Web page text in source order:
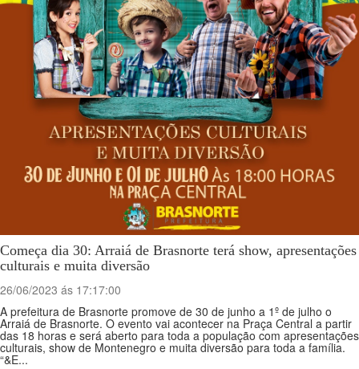
Começa dia 30: Arraiá de Brasnorte terá show, apresentações
culturais e muita diversão
26/06/2023 ás 17:17:00
A prefeitura de Brasnorte promove de 30 de junho a 1º de julho o
Arraiá de Brasnorte. O evento vai acontecer na Praça Central a partir
das 18 horas e será aberto para toda a população com apresentações
culturais, show de Montenegro e muita diversão para toda a família.
“&E...